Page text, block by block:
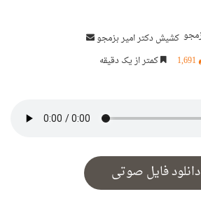
کشیش دکتر امیر بزمجو
ارسال
1,691 کمتر از یک دقیقه
دانلود فایل صوتی